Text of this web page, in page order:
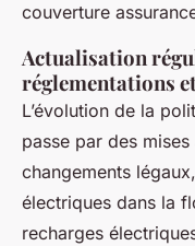
couverture
Actualisation
réglementations
L’évolution de la
passe par des
changements
électriques dans la
recharges